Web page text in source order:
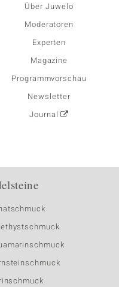
Über Juwelo
Moderatoren
Experten
Magazine
Programmvorschau
Newsletter
Journal